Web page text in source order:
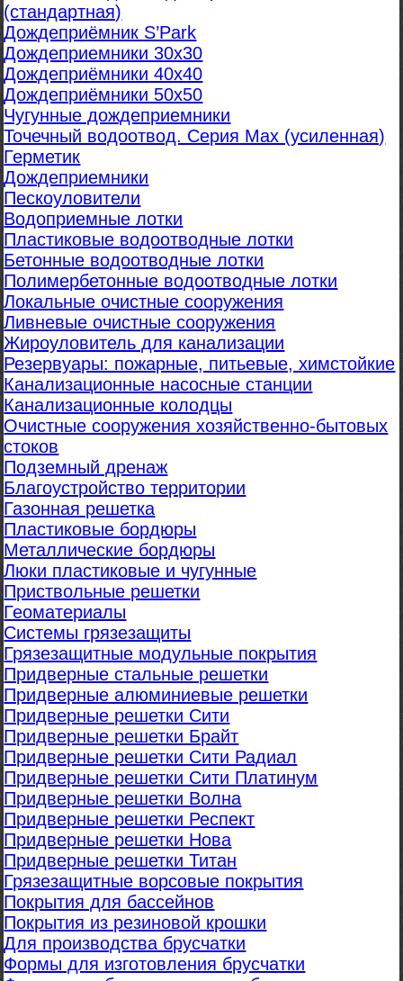
(стандартная)
Дождеприёмник S’Park
Дождеприемники 30х30
Дождеприёмники 40х40
Дождеприёмники 50х50
Чугунные дождеприемники
Точечный водоотвод. Серия Max (усиленная)
Герметик
Дождеприемники
Пескоуловители
Водоприемные лотки
Пластиковые водоотводные лотки
Бетонные водоотводные лотки
Полимербетонные водоотводные лотки
Локальные очистные сооружения
Ливневые очистные сооружения
Жироуловитель для канализации
Резервуары: пожарные, питьевые, химстойкие
Канализационные насосные станции
Канализационные колодцы
Очистные сооружения хозяйственно-бытовых
стоков
Подземный дренаж
Благоустройство территории
Газонная решетка
Пластиковые бордюры
Металлические бордюры
Люки пластиковые и чугунные
Приствольные решетки
Геоматериалы
Системы грязезащиты
Грязезащитные модульные покрытия
Придверные стальные решетки
Придверные алюминиевые решетки
Придверные решетки Сити
Придверные решетки Брайт
Придверные решетки Сити Радиал
Придверные решетки Сити Платинум
Придверные решетки Волна
Придверные решетки Респект
Придверные решетки Нова
Придверные решетки Титан
Грязезащитные ворсовые покрытия
Покрытия для бассейнов
Покрытия из резиновой крошки
Для производства брусчатки
Формы для изготовления брусчатки